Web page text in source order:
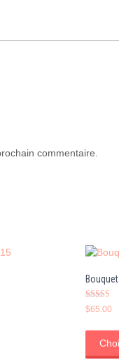
commentaire.
Note
5.00
$65.00